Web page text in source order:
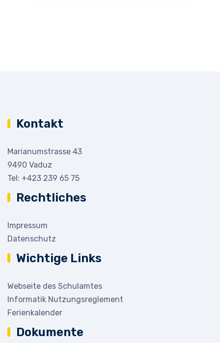
Kontakt
Marianumstrasse 43
9490 Vaduz
Tel: +423 239 65 75
Rechtliches
Impressum
Datenschutz
Wichtige Links
Webseite des Schulamtes
Informatik Nutzungsreglement
Ferienkalender
Dokumente